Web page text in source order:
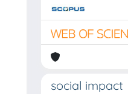
social impact